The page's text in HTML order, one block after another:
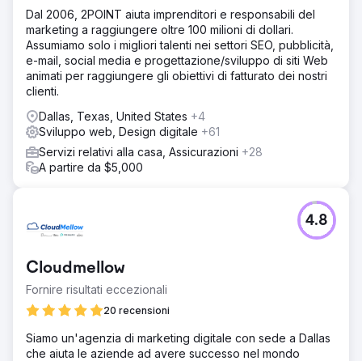
Dal 2006, 2POINT aiuta imprenditori e responsabili del
marketing a raggiungere oltre 100 milioni di dollari.
Assumiamo solo i migliori talenti nei settori SEO, pubblicità,
e-mail, social media e progettazione/sviluppo di siti Web
animati per raggiungere gli obiettivi di fatturato dei nostri
clienti.
Dallas, Texas, United States +4
Sviluppo web, Design digitale +61
Servizi relativi alla casa, Assicurazioni +28
A partire da $5,000
Cloudmellow
Fornire risultati eccezionali
20 recensioni
4.8
Siamo un'agenzia di marketing digitale con sede a Dallas
che aiuta le aziende ad avere successo nel mondo